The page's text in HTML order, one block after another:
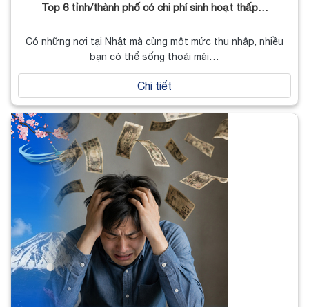
Top 6 tỉnh/thành phố có chi phí sinh hoạt thấp…
Có những nơi tại Nhật mà cùng một mức thu nhập, nhiều
bạn có thể sống thoải mái…
Chi tiết